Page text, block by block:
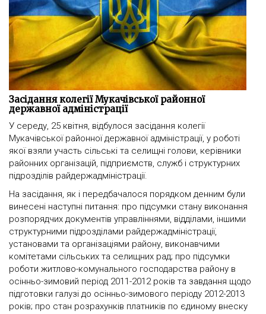
Засідання колегії Мукачівської районної
державної адміністрації
У середу, 25 квітня, відбулося засідання колегії
Мукачівської районної державної адміністрації, у роботі
якої взяли участь сільські та селищні голови, керівники
районних організацій, підприємств, служб і структурних
підрозділів райдержадміністрації.
На засідання, як і передбачалося порядком денним були
винесені наступні питання: про підсумки стану виконання
розпорядчих документів управліннями, відділами, іншими
структурними підрозділами райдержадміністрації,
установами та організаціями району, виконавчими
комітетами сільських та селищних рад; про підсумки
роботи житлово-комунального господарства району в
осінньо-зимовий період 2011-2012 років та завдання щодо
підготовки галузі до осінньо-зимового періоду 2012-2013
років; про стан розрахунків платників по єдиному внеску